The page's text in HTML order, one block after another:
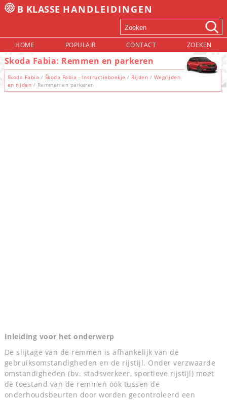
B KLASSE HANDLEIDINGEN
HOME POPULAIR CONTACT ZOEKEN
Skoda Fabia: Remmen en parkeren
Skoda Fabia / Škoda Fabia - Instructieboekje / Rijden / Wegrijden
en rijden / Remmen en parkeren
Inleiding voor het onderwerp
De slijtage van de remmen is afhankelijk van de
gebruiksomstandigheden en de rijstijl. Onder verzwaarde
omstandigheden (bv. stadsverkeer, sportieve rijstijl) moet
de toestand van de remmen ook tussen de
onderhoudsbeurten door worden gecontroleerd een